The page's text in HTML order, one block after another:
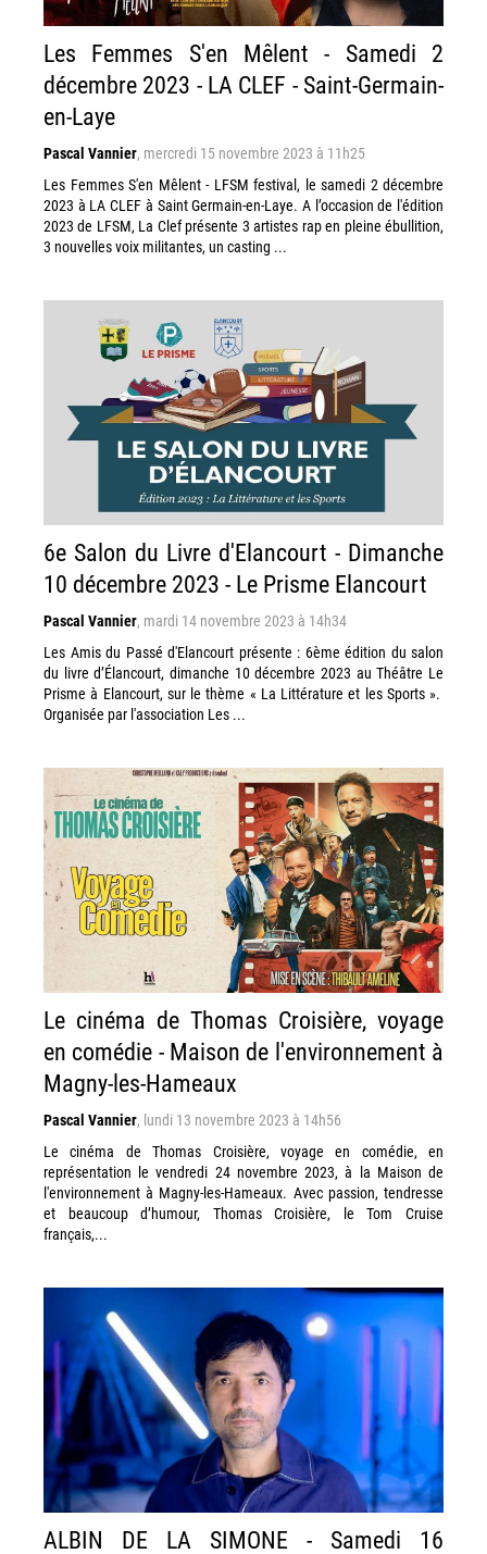
Les Femmes S'en Mêlent - Samedi 2
décembre 2023 - LA CLEF - Saint-Germain-
en-Laye
Pascal Vannier, mercredi 15 novembre 2023 à 11h25
Les Femmes S'en Mêlent - LFSM festival, le samedi 2 décembre
2023 à LA CLEF à Saint Germain-en-Laye. A l’occasion de l'édition
2023 de LFSM, La Clef présente 3 artistes rap en pleine ébullition,
3 nouvelles voix militantes, un casting ...
6e Salon du Livre d'Elancourt - Dimanche
10 décembre 2023 - Le Prisme Elancourt
Pascal Vannier, mardi 14 novembre 2023 à 14h34
Les Amis du Passé d'Elancourt présente : 6ème édition du salon
du livre d’Élancourt, dimanche 10 décembre 2023 au Théâtre Le
Prisme à Elancourt, sur le thème « La Littérature et les Sports ».
Organisée par l'association Les ...
Le cinéma de Thomas Croisière, voyage
en comédie - Maison de l'environnement à
Magny-les-Hameaux
Pascal Vannier, lundi 13 novembre 2023 à 14h56
Le cinéma de Thomas Croisière, voyage en comédie, en
représentation le vendredi 24 novembre 2023, à la Maison de
l'environnement à Magny-les-Hameaux. Avec passion, tendresse
et beaucoup d’humour, Thomas Croisière, le Tom Cruise
français,...
ALBIN DE LA SIMONE - Samedi 16